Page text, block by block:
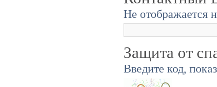
Не отображается
Защита от
Введите код,